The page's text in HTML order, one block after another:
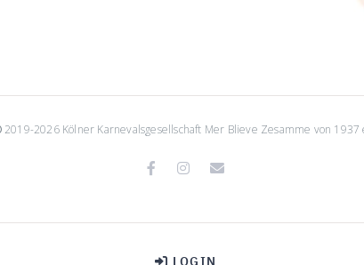
2019-2026 Kölner Karnevalsgesellschaft Mer Blieve Zesamme von 1937
Facebook
Instagram
Email
LOGIN